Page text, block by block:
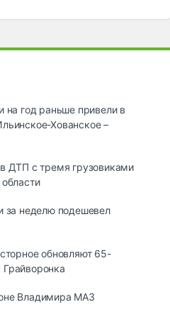
на год раньше привели в
Хованское –
ДТП с тремя грузовиками
за неделю подешевел
обновляют 65-
Владимира МАЗ